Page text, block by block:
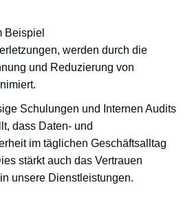
Beispiel
werden durch die
und Reduzierung von
Schulungen und Internen Audits
dass Daten- und
im täglichen Geschäftsalltag
stärkt auch das Vertrauen
unsere Dienstleistungen.